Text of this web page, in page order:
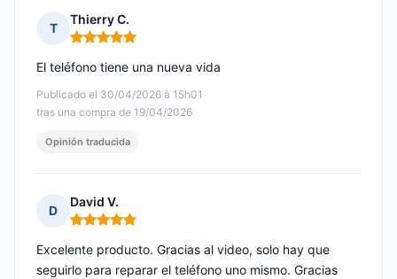
T
Thierry C.
Nota: 5 de 5
Publicado el 30/04/2026 à 15h01
tras una compra de 19/04/2026
El teléfono tiene una nueva vida
Opinión traducida
D
David V.
Nota: 5 de 5
Excelente producto. Gracias al video, solo hay que
seguirlo para reparar el teléfono uno mismo. Gracias